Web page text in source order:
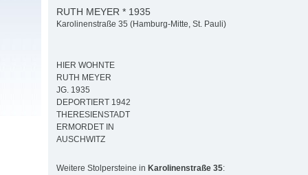
RUTH MEYER * 1935
Karolinenstraße 35 (Hamburg-Mitte, St. Pauli)
HIER WOHNTE
RUTH MEYER
JG. 1935
DEPORTIERT 1942
THERESIENSTADT
ERMORDET IN
AUSCHWITZ
Weitere Stolpersteine in Karolinenstraße 35: